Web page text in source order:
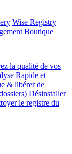
Wise Registry
Boutique
la qualité de vos
Rapide et
& libérer de
Désinstaller
le registre du